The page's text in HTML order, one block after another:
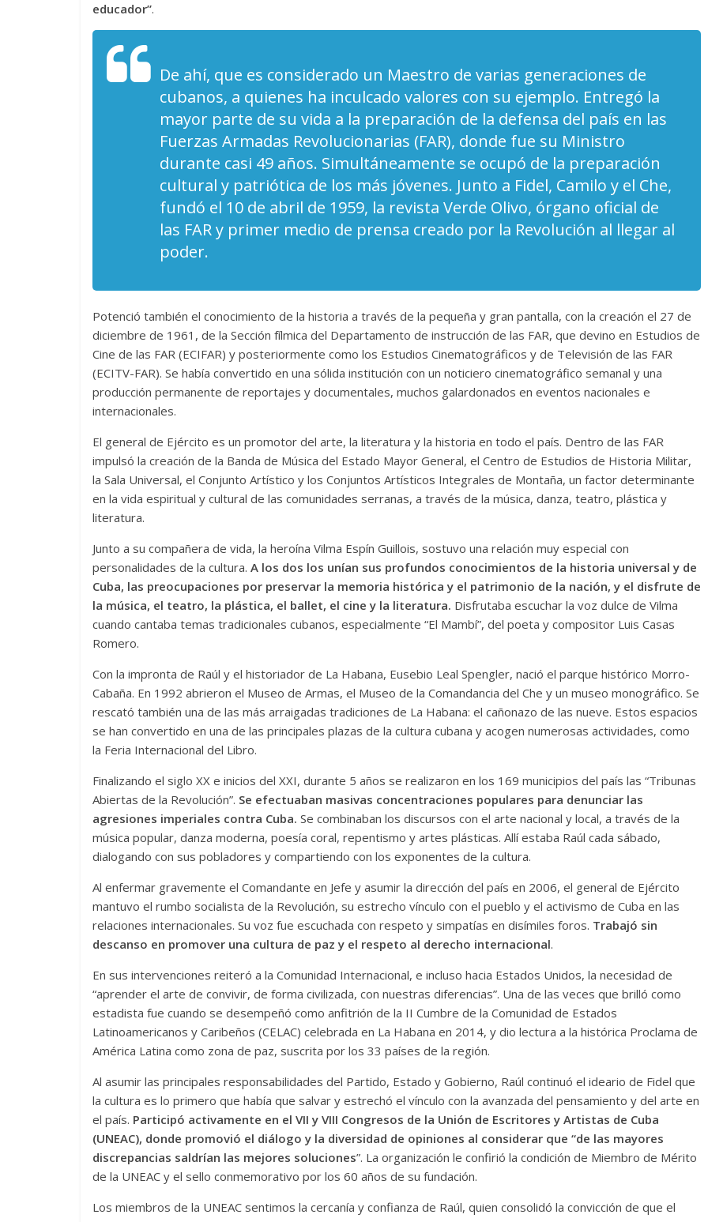
educador”.
De ahí, que es considerado un Maestro de varias generaciones de
cubanos, a quienes ha inculcado valores con su ejemplo. Entregó la
mayor parte de su vida a la preparación de la defensa del país en las
Fuerzas Armadas Revolucionarias (FAR), donde fue su Ministro
durante casi 49 años. Simultáneamente se ocupó de la preparación
cultural y patriótica de los más jóvenes. Junto a Fidel, Camilo y el Che,
fundó el 10 de abril de 1959, la revista Verde Olivo, órgano oficial de
las FAR y primer medio de prensa creado por la Revolución al llegar al
poder.
Potenció también el conocimiento de la historia a través de la pequeña y gran pantalla, con la creación el 27 de
diciembre de 1961, de la Sección fílmica del Departamento de instrucción de las FAR, que devino en Estudios de
Cine de las FAR (ECIFAR) y posteriormente como los Estudios Cinematográficos y de Televisión de las FAR
(ECITV-FAR). Se había convertido en una sólida institución con un noticiero cinematográfico semanal y una
producción permanente de reportajes y documentales, muchos galardonados en eventos nacionales e
internacionales.
El general de Ejército es un promotor del arte, la literatura y la historia en todo el país. Dentro de las FAR
impulsó la creación de la Banda de Música del Estado Mayor General, el Centro de Estudios de Historia Militar,
la Sala Universal, el Conjunto Artístico y los Conjuntos Artísticos Integrales de Montaña, un factor determinante
en la vida espiritual y cultural de las comunidades serranas, a través de la música, danza, teatro, plástica y
literatura.
Junto a su compañera de vida, la heroína Vilma Espín Guillois, sostuvo una relación muy especial con
personalidades de la cultura. A los dos los unían sus profundos conocimientos de la historia universal y de
Cuba, las preocupaciones por preservar la memoria histórica y el patrimonio de la nación, y el disfrute de
la música, el teatro, la plástica, el ballet, el cine y la literatura. Disfrutaba escuchar la voz dulce de Vilma
cuando cantaba temas tradicionales cubanos, especialmente “El Mambí”, del poeta y compositor Luis Casas
Romero.
Con la impronta de Raúl y el historiador de La Habana, Eusebio Leal Spengler, nació el parque histórico Morro-
Cabaña. En 1992 abrieron el Museo de Armas, el Museo de la Comandancia del Che y un museo monográfico. Se
rescató también una de las más arraigadas tradiciones de La Habana: el cañonazo de las nueve. Estos espacios
se han convertido en una de las principales plazas de la cultura cubana y acogen numerosas actividades, como
la Feria Internacional del Libro.
Finalizando el siglo XX e inicios del XXI, durante 5 años se realizaron en los 169 municipios del país las “Tribunas
Abiertas de la Revolución”. Se efectuaban masivas concentraciones populares para denunciar las
agresiones imperiales contra Cuba. Se combinaban los discursos con el arte nacional y local, a través de la
música popular, danza moderna, poesía coral, repentismo y artes plásticas. Allí estaba Raúl cada sábado,
dialogando con sus pobladores y compartiendo con los exponentes de la cultura.
Al enfermar gravemente el Comandante en Jefe y asumir la dirección del país en 2006, el general de Ejército
mantuvo el rumbo socialista de la Revolución, su estrecho vínculo con el pueblo y el activismo de Cuba en las
relaciones internacionales. Su voz fue escuchada con respeto y simpatías en disímiles foros. Trabajó sin
descanso en promover una cultura de paz y el respeto al derecho internacional.
En sus intervenciones reiteró a la Comunidad Internacional, e incluso hacia Estados Unidos, la necesidad de
“aprender el arte de convivir, de forma civilizada, con nuestras diferencias”. Una de las veces que brilló como
estadista fue cuando se desempeñó como anfitrión de la II Cumbre de la Comunidad de Estados
Latinoamericanos y Caribeños (CELAC) celebrada en La Habana en 2014, y dio lectura a la histórica Proclama de
América Latina como zona de paz, suscrita por los 33 países de la región.
Al asumir las principales responsabilidades del Partido, Estado y Gobierno, Raúl continuó el ideario de Fidel que
la cultura es lo primero que había que salvar y estrechó el vínculo con la avanzada del pensamiento y del arte en
el país. Participó activamente en el VII y VIII Congresos de la Unión de Escritores y Artistas de Cuba
(UNEAC), donde promovió el diálogo y la diversidad de opiniones al considerar que “de las mayores
discrepancias saldrían las mejores soluciones”. La organización le confirió la condición de Miembro de Mérito
de la UNEAC y el sello conmemorativo por los 60 años de su fundación.
Los miembros de la UNEAC sentimos la cercanía y confianza de Raúl, quien consolidó la convicción de que el
Cine macizo de Cronenberg
28 diciembre, 2025
Julio Martínez Molina
0
El documentalNuestra
tierray el despojo de los
pueblos originarios
30 junio, 2026 Julio Martínez Molina
Responso por el alma
atormentada de Denís
15 septiembre, 2024
Francisco G. Navarro
0
Temprano oficio de lector
2 noviembre, 2024
Francisco G. Navarro
0